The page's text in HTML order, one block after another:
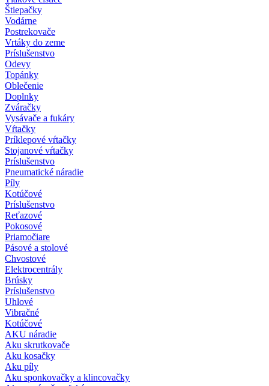
Štiepačky
Vodárne
Postrekovače
Vrtáky do zeme
Príslušenstvo
Odevy
Topánky
Oblečenie
Doplnky
Zváračky
Vysávače a fukáry
Vŕtačky
Príklepové vŕtačky
Stojanové vŕtačky
Príslušenstvo
Pneumatické náradie
Píly
Kotúčové
Príslušenstvo
Reťazové
Pokosové
Priamočiare
Pásové a stolové
Chvostové
Elektrocentrály
Brúsky
Príslušenstvo
Uhlové
Vibračné
Kotúčové
AKU náradie
Aku skrutkovače
Aku kosačky
Aku píly
Aku sponkovačky a klincovačky